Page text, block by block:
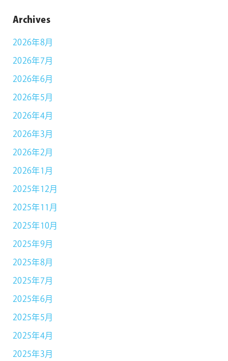
Archives
2026年8月
2026年7月
2026年6月
2026年5月
2026年4月
2026年3月
2026年2月
2026年1月
2025年12月
2025年11月
2025年10月
2025年9月
2025年8月
2025年7月
2025年6月
2025年5月
2025年4月
2025年3月